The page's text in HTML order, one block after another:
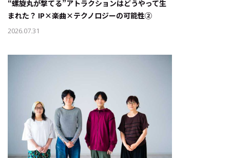
“螺旋丸が撃てる”アトラクションはどうやって生
まれた？ IP×楽曲×テクノロジーの可能性②
2026.07.31